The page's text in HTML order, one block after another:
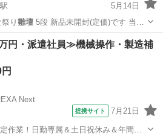
5月14日
り 雛壇 5段 新品未開封(定価)です 当…
年中行事用品 スリコ
円・派遣社員≫機械操作・製造補
Next
提携サイト 7月21日
作業！日勤専属＆土日祝休み＆年間休